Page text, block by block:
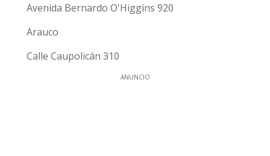
Avenida Bernardo O'Higgins 920
Arauco
Calle Caupolicán 310
ANUNCIO